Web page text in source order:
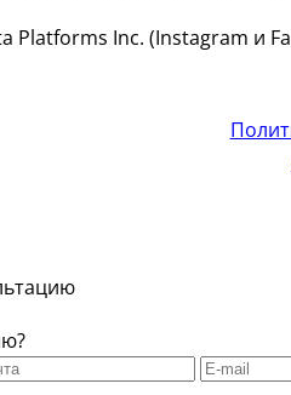
Platforms Inc. (Instagram и